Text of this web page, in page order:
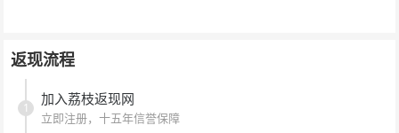
返现流程
加入荔枝返现网
立即注册，十五年信誉保障
1